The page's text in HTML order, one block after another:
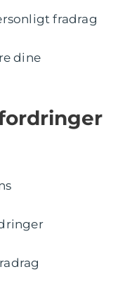
fradrag
dine